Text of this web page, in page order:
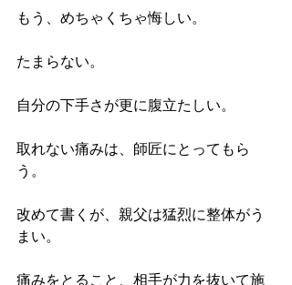
もう、めちゃくちゃ悔しい。
たまらない。
自分の下手さが更に腹立たしい。
取れない痛みは、師匠にとってもら
う。
改めて書くが、親父は猛烈に整体がう
まい。
痛みをとること、相手が力を抜いて施